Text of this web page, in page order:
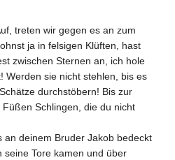
treten wir gegen es an zum
ja in felsigen Klüften, hast
zwischen Sternen an, ich hole
Werden sie nicht stehlen, bis es
durchstöbern! Bis zur
Schlingen, die du nicht
an deinem Bruder Jakob bedeckt
seine Tore kamen und über